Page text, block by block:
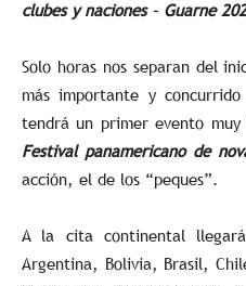
clubes y naciones – Guarne
Solo horas nos separan del
más importante y
tendrá un primer evento
Festival panamericano de
acción, el de los “peques”.
A la cita continental
Argentina, Bolivia, Brasil,